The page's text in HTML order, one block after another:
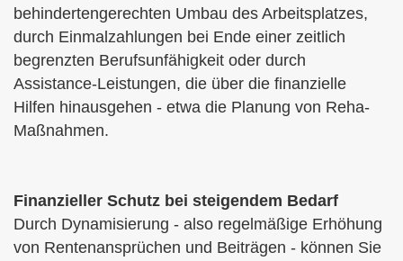
behindertengerechten Umbau des Arbeitsplatzes,
durch Einmalzahlungen bei Ende einer zeitlich
begrenzten Berufs­unfähig­keit oder durch
Assistance-Leistungen, die über die finanzielle
Hilfen hinausgehen - etwa die Planung von Reha-
Maßnahmen.
Finanzieller Schutz bei steigendem Bedarf
Durch Dynamisierung - also regelmäßige Erhöhung
von Rentenansprüchen und Beiträgen - können Sie